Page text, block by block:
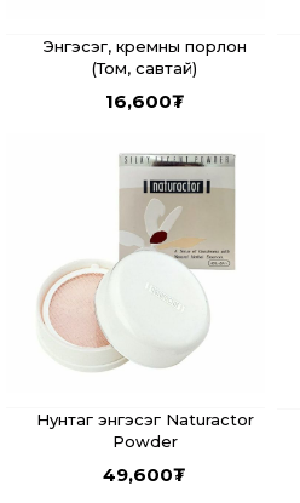
Энгэсэг, кремны порлон
(Том, савтай)
16,600₮
Нунтаг энгэсэг Naturactor
Powder
49,600₮